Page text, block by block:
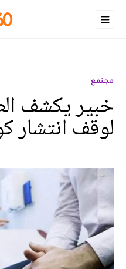
مجتمع
خبير يكشف
لوقف انتشار